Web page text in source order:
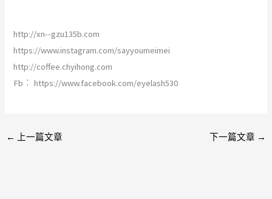
http://xn--gzu135b.com
https://www.instagram.com/sayyoumeimei
http://coffee.chyihong.com
Fb︰ https://www.facebook.com/eyelash530
← 上一篇文章 下一篇文章 →